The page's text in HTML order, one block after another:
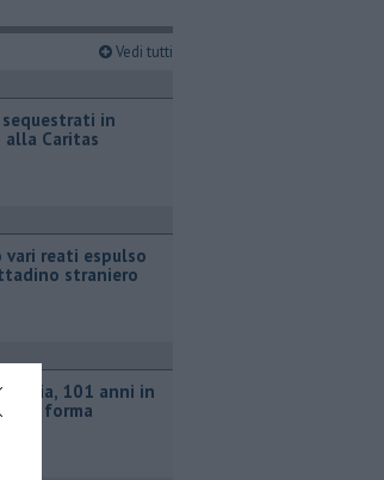
Vedi tutti
in
alla Caritas
vari reati espulso
straniero
Licia, 101 anni in
forma